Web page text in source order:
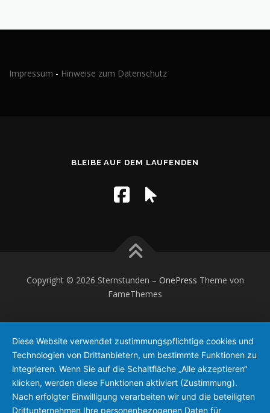
Impressum - Hinweise zum Datenschutz
BLEIBE AUF DEM LAUFENDEN
Copyright © 2026 Sternstunden – OnePress Theme von
FameThemes
Diese Website verwendet zustimmungspflichtige cookies und
Technologien von Drittanbietern, um bestimmte Funktionen zu
integrieren. Wenn Sie auf die Schaltfläche „Alle akzeptieren“
klicken, werden diese Funktionen aktiviert (Zustimmung).
Nach erfolgter Einwilligung verarbeiten wir und die beteiligten
Drittunternehmen Ihre personenbezogenen Daten für